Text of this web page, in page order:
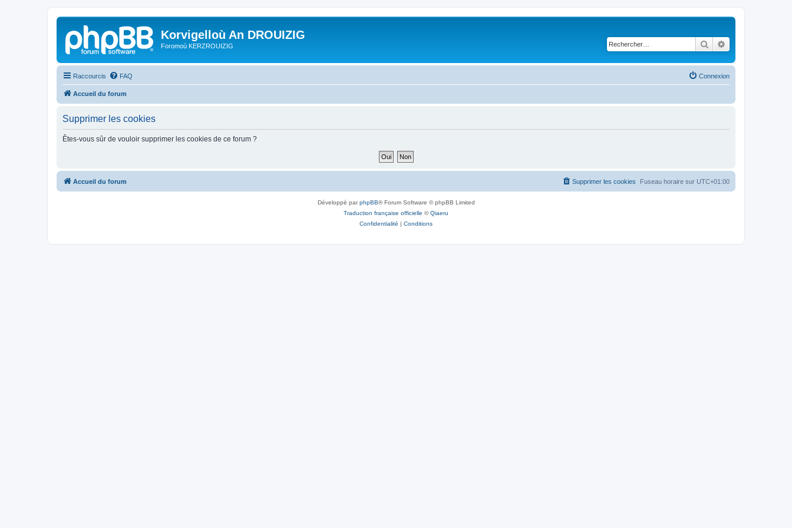
Korvigelloù An DROUIZIG
Foromoù KERZROUIZIG Rechercher
Raccourcis FAQ Connexion
Accueil du forum
Supprimer les cookies
Êtes-vous sûr de vouloir supprimer les cookies de ce forum ?
Accueil du forum Fuseau horaire sur UTC+01:00
Supprimer les cookies
Développé parphpBB® Forum Software © phpBB Limited
Traduction française officielle ©Qiaeru
Confidentialité | Conditions